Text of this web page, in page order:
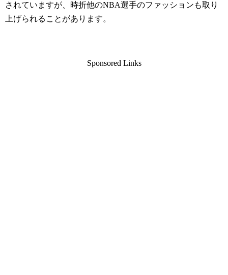
されていますが、時折他のNBA選手のファッションも取り
上げられることがあります。
Sponsored Links